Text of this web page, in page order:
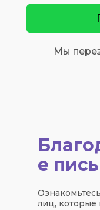
Мы
е
лиц, которые